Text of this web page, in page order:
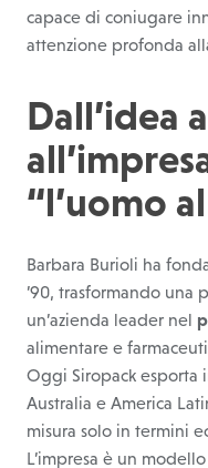
capace di coniugare
attenzione profonda
Dall’idea
“l’uomo
Barbara Burioli ha
’90, trasformando una
un’azienda leader nel
alimentare e
Oggi Siropack esporta
Australia e America
misura solo in termini
L’impresa è un